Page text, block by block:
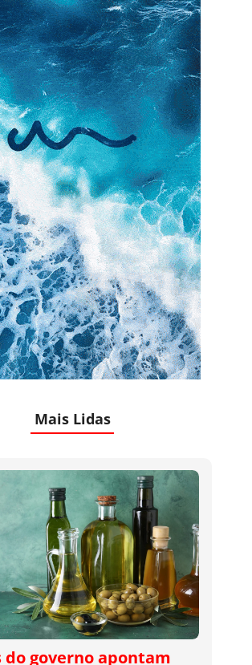
Mais Lidas
do governo apontam